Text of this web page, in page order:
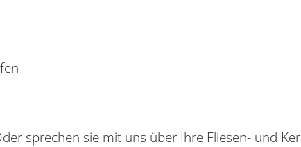
sprechen sie mit uns über Ihre Fliesen- und